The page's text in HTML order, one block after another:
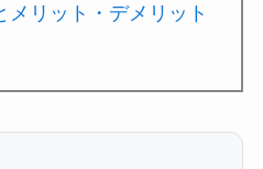
メリット・デメリット